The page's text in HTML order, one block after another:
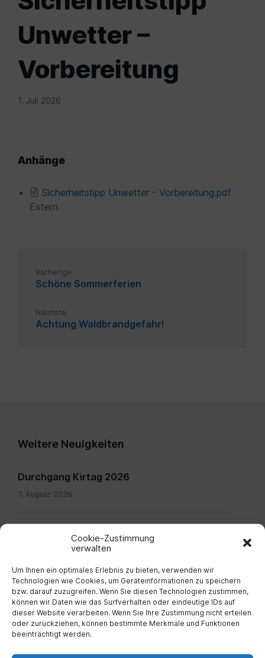
Cookie-Zustimmung
verwalten
Um Ihnen ein optimales Erlebnis zu bieten, verwenden wir
Technologien wie Cookies, um Geräteinformationen zu speichern
bzw. darauf zuzugreifen. Wenn Sie diesen Technologien zustimmen,
können wir Daten wie das Surfverhalten oder eindeutige IDs auf
dieser Website verarbeiten. Wenn Sie Ihre Zustimmung nicht erteilen
oder zurückziehen, können bestimmte Merkmale und Funktionen
beeinträchtigt werden.
Unwetter –
Vorbereitung
1. Juli 2026
Anhänge
Sicherheitstipp Unwetter - Vorbereitung.pdfFile
Extern
Vorherige
Schöne Sommerferien
Nächste
Achtung Waldbrandgefahr!
Weitere Neuigkeiten
Durchgang Kirtag 2026
7. August 2026
Waldbrandverordnung
7. August 2026
Brückensanierung Hauptstraße
31. Juli 2026
Stellenausschreibung Amtsleiter/in